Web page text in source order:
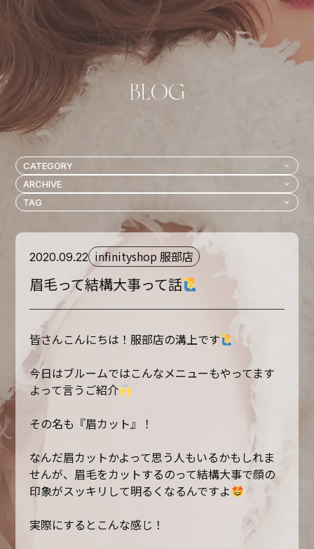
2020.09.22 infinityshop 服部店
眉毛って結構大事って話
皆さんこんにちは！服部店の溝上です
今日はブルームではこんなメニューもやってます
よって言うご紹介
その名も『眉カット』！
なんだ眉カットかよって思う人もいるかもしれま
せんが、眉毛をカットするのって結構大事で顔の
印象がスッキリして明るくなるんですよ
実際にするとこんな感じ！